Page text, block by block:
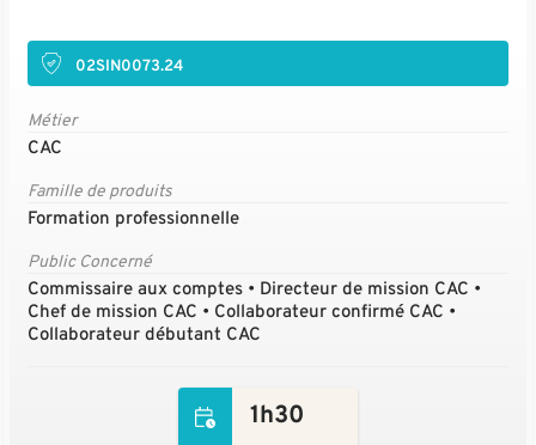
02SIN0073.24
Métier
CAC
Famille de produits
Formation professionnelle
Public Concerné
Commissaire aux comptes • Directeur de mission CAC •
Chef de mission CAC • Collaborateur confirmé CAC •
Collaborateur débutant CAC
1h30